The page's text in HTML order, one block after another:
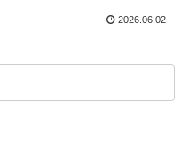
2026.06.02